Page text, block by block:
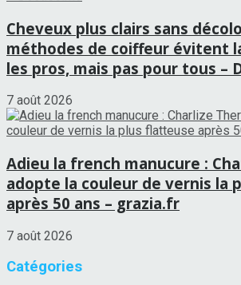
Cheveux plus clairs sans
méthodes de coiffeur évitent
les pros, mais pas pour tous –
7 août 2026
Adieu la french manucure :
adopte la couleur de vernis la
après 50 ans – grazia.fr
7 août 2026
Catégories